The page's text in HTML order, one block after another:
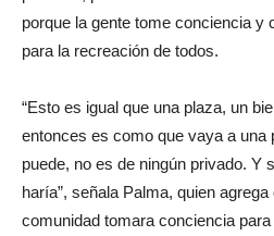
porque la gente tome conciencia y
para la recreación de todos.
“Esto es igual que una plaza, un
entonces es como que vaya a una
puede, no es de ningún privado. Y
haría”, señala Palma, quien
comunidad tomara conciencia